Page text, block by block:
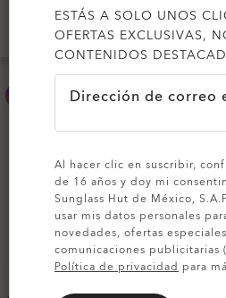
-20% -50%
ESTÁS A SOLO UNOS
OFERTAS EXCLUSIVAS,
CONTENIDOS
Dirección de correo
Al hacer clic en suscribir,
de 16 años y doy mi
Sunglass Hut de México,
usar mis datos personales
novedades, ofertas
comunicaciones publicitarias
Política de privacidad para